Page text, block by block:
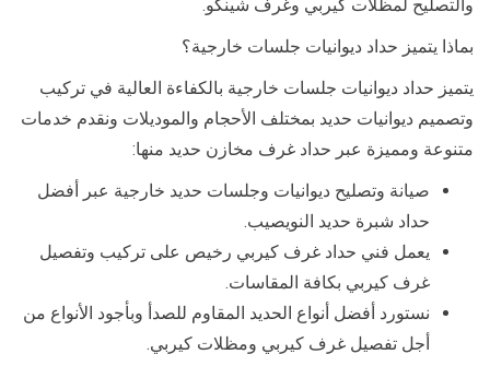
والتصليح لمظلات كيربي وغرف شينكو.
بماذا يتميز حداد ديوانيات جلسات خارجية؟
يتميز حداد ديوانيات جلسات خارجية بالكفاءة العالية في تركيب
وتصميم ديوانيات حديد بمختلف الأحجام والموديلات ونقدم خدمات
متنوعة ومميزة عبر حداد غرف مخازن حديد منها:
صيانة وتصليح ديوانيات وجلسات حديد خارجية عبر أفضل
حداد شبرة حديد النويصيب.
يعمل فني حداد غرف كيربي رخيص على تركيب وتفصيل
غرف كيربي بكافة المقاسات.
نستورد أفضل أنواع الحديد المقاوم للصدأ وبأجود الأنواع من
أجل تفصيل غرف كيربي ومظلات كيربي.